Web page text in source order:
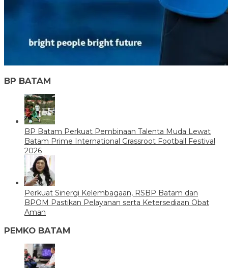
BP BATAM
BP Batam Perkuat Pembinaan Talenta Muda Lewat
Batam Prime International Grassroot Football Festival
2026
Perkuat Sinergi Kelembagaan, RSBP Batam dan
BPOM Pastikan Pelayanan serta Ketersediaan Obat
Aman
PEMKO BATAM